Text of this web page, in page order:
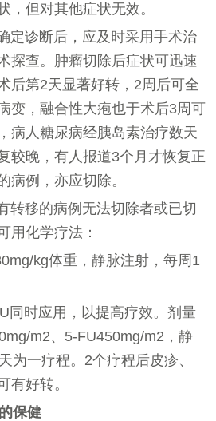
，但对其他症状无效。
定诊断后，应及时采用手术治
探查。肿瘤切除后症状可迅速
后第2天显著好转，2周后可全
变，融合性大疱也于术后3周可
病人糖尿病经胰岛素治疗数天
较晚，有人报道3个月才恢复正
病例，亦应切除。
转移的病例无法切除者或已切
用化学疗法：
kg体重，静脉注射，每周1
同时应用，以提高疗效。剂量
m2、5-FU450mg/m2，静
为一疗程。2个疗程后皮疹、
有好转。
保健